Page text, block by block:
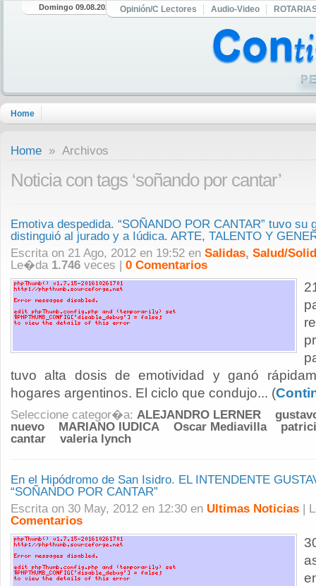
Domingo 09.08.2026 Opinión/C Lectores Audio-Video
Home
Home » Archivos
Noticia con tags ‘soñando por cantar’
Emotiva despedida. “SOÑANDO POR CANTAR” tuvo su
distinguió al jurado y a Iúdica. ARTE, TALENTO Y
Escrita on 21 Ago, 2012 en 19:52 en Salidas, Salud/
Le�da 1.746 veces | 0 Comentarios
tuvo alta dosis de emotividad y ganó
hogares argentinos. El ciclo que condujo... (
Seleccione categor�a: ALEJANDRO LERNER
nuevo
MARIANO IUDICA Oscar Mediavilla
cantar
valeria lynch
En el Hipódromo de San Isidro. EL INTENDENTE
“SOÑANDO POR CANTAR”
Escrita on 30 May, 2012 en 12:30 en Ultimas Noticias |
Comentarios